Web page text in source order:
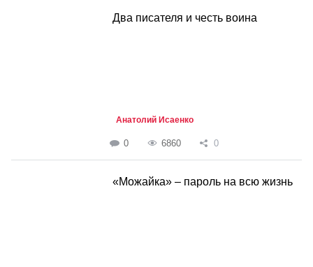
Два писателя и честь воина
Анатолий Исаенко
0 6860 0
«Можайка» – пароль на всю жизнь